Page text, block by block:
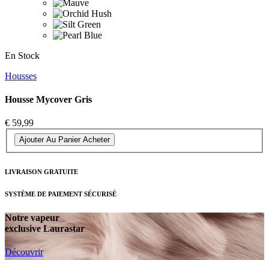
En Stock
Housses
Housse Mycover Gris
€ 59,99
Ajouter Au Panier Acheter
LIVRAISON GRATUITE
SYSTÈME DE PAIEMENT SÉCURISÉ
Notre vapeur
exclusive Laurastar
Découvrir